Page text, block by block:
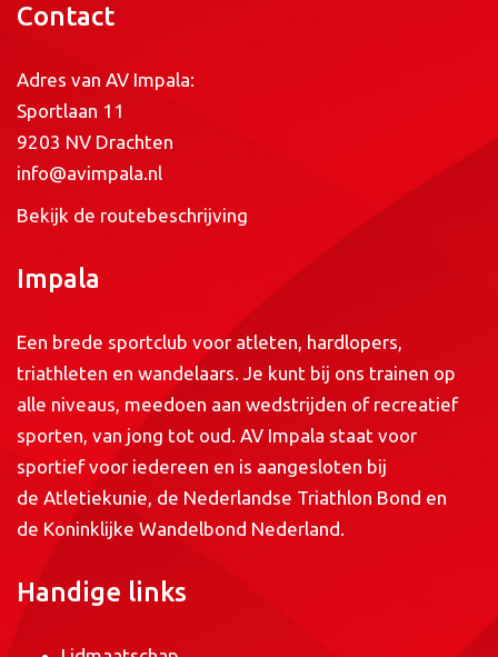
Contact
Adres van AV Impala:
Sportlaan 11
9203 NV Drachten
info@avimpala.nl
Bekijk de routebeschrijving
Impala
Een brede sportclub voor atleten, hardlopers,
triathleten en wandelaars. Je kunt bij ons trainen op
alle niveaus, meedoen aan wedstrijden of recreatief
sporten, van jong tot oud. AV Impala staat voor
sportief voor iedereen en is aangesloten bij
de Atletiekunie, de Nederlandse Triathlon Bond en
de Koninklijke Wandelbond Nederland.
Handige links